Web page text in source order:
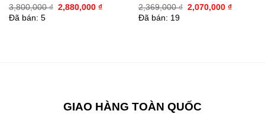
Được xếp
hạng5.00
3,800,000₫ Giá
gốc
2,880,000 ₫Giá
Đã bán: 5
Được xếp
hạng4.00
2,369,000₫ Giá
gốc
2,070,000 ₫Giá
Đã bán: 19
₫.
GIAO HÀNG TOÀN QUỐC